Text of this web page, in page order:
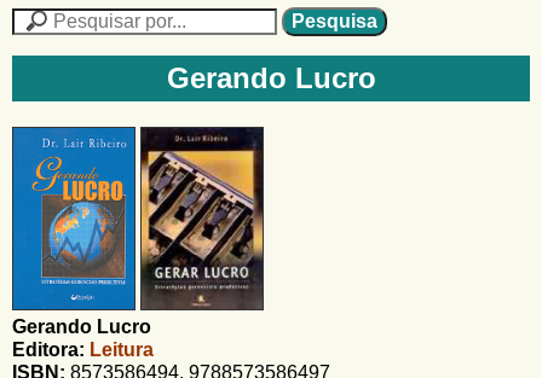
n
h
o
n
e
F
r
m
l
r
i
e
i
f
i
n
Gerando Lucro
Gerando Lucro
Editora: Leitura
ISBN: 8573586494, 9788573586497